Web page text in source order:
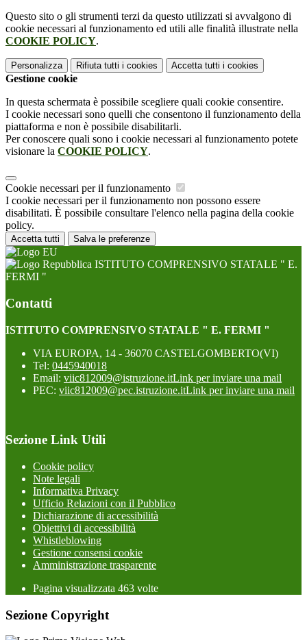
Questo sito o gli strumenti terzi da questo utilizzati si avvalgono di
cookie necessari al funzionamento ed utili alle finalità illustrate nella
COOKIE POLICY.
Personalizza Rifiuta tutti i cookies Accetta tutti i cookies
Gestione cookie
In questa schermata è possibile scegliere quali cookie consentire.
I cookie necessari sono quelli che consentono il funzionamento della
piattaforma e non è possibile disabilitarli.
Per conoscere quali sono i cookie necessari al funzionamento potete
visionare la COOKIE POLICY.
Cookie necessari per il funzionamento
I cookie necessari per il funzionamento non possono essere
disabilitati. È possibile consultare l'elenco nella pagina della cookie
policy.
Accetta tutti Salva le preferenze
ISTITUTO COMPRENSIVO STATALE " E.
FERMI "
Contatti
ISTITUTO COMPRENSIVO STATALE " E. FERMI "
VIA EUROPA, 14 - 36070 CASTELGOMBERTO(VI)
Tel: 0445940018
Email: viic812009@istruzione.itLink per inviare una mail
PEC: viic812009@pec.istruzione.itLink per inviare una mail
Sezione Link Utili
Cookie policy
Note legali
Informativa Privacy
Ufficio Relazioni con il Pubblico
Dichiarazione di accessibilità
Obiettivi di accessibilità
Whistleblowing
Gestione consensi cookie
Amministrazione trasparente
Pagina visualizzata 463 volte
Sezione Copyright